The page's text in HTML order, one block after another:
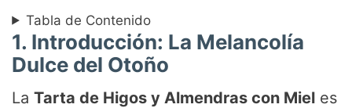
Tabla de Contenido
1. Introducción: La Melancolía
Dulce del Otoño
LaTarta de Higos y Almendras con Miel es